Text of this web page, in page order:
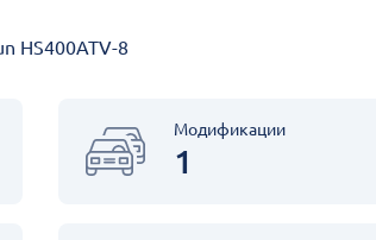
HS400ATV-8
Модификации
1